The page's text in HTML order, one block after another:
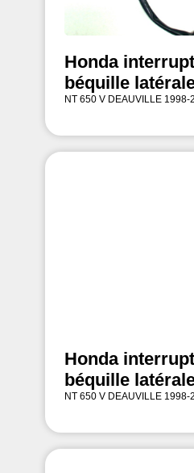
Honda
béquille
NT 650 V DEAUVILLE 1998-
Honda
béquille
NT 650 V DEAUVILLE 1998-